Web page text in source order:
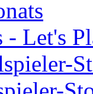
- Let's